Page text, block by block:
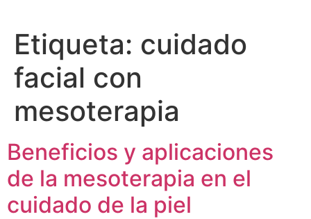
Etiqueta: cuidado
facial con
mesoterapia
Beneficios y aplicaciones
de la mesoterapia en el
cuidado de la piel